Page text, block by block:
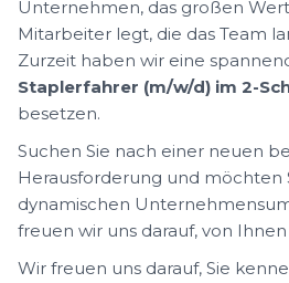
Unternehmen, das großen
Mitarbeiter legt, die das Team
Zurzeit haben wir eine
Staplerfahrer (m/w/d) im 2-
besetzen.
Suchen Sie nach einer neuen
Herausforderung und möchten
dynamischen
freuen wir uns darauf, von
Wir freuen uns darauf, Sie